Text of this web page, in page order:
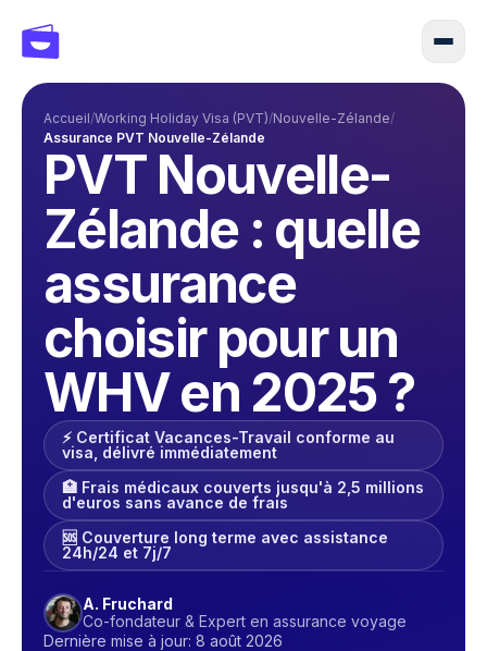
Accueil/Working Holiday Visa (PVT)/Nouvelle-Zélande/
Assurance PVT Nouvelle-Zélande
PVT Nouvelle-
Zélande : quelle
assurance
choisir pour un
WHV en 2025 ?
⚡️ Certificat Vacances-Travail conforme au
visa, délivré immédiatement
🏥 Frais médicaux couverts jusqu'à 2,5 millions
d'euros sans avance de frais
🆘 Couverture long terme avec assistance
24h/24 et 7j/7
A. Fruchard
Co-fondateur & Expert en assurance voyage
Dernière mise à jour: 8 août 2026